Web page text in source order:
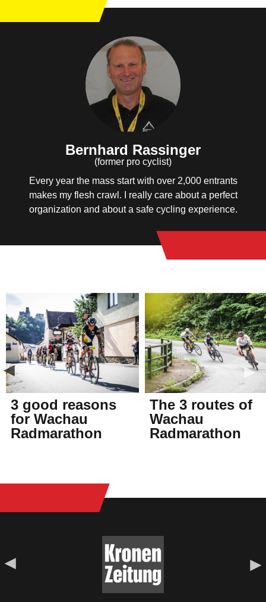
Bernhard Rassinger
(former pro cyclist)
Every year the mass start with over 2,000 entrants
makes my flesh crawl. I really care about a perfect
organization and about a safe cycling experience.
3 good reasons
for Wachau
Radmarathon
The 3 routes of
Wachau
Radmarathon